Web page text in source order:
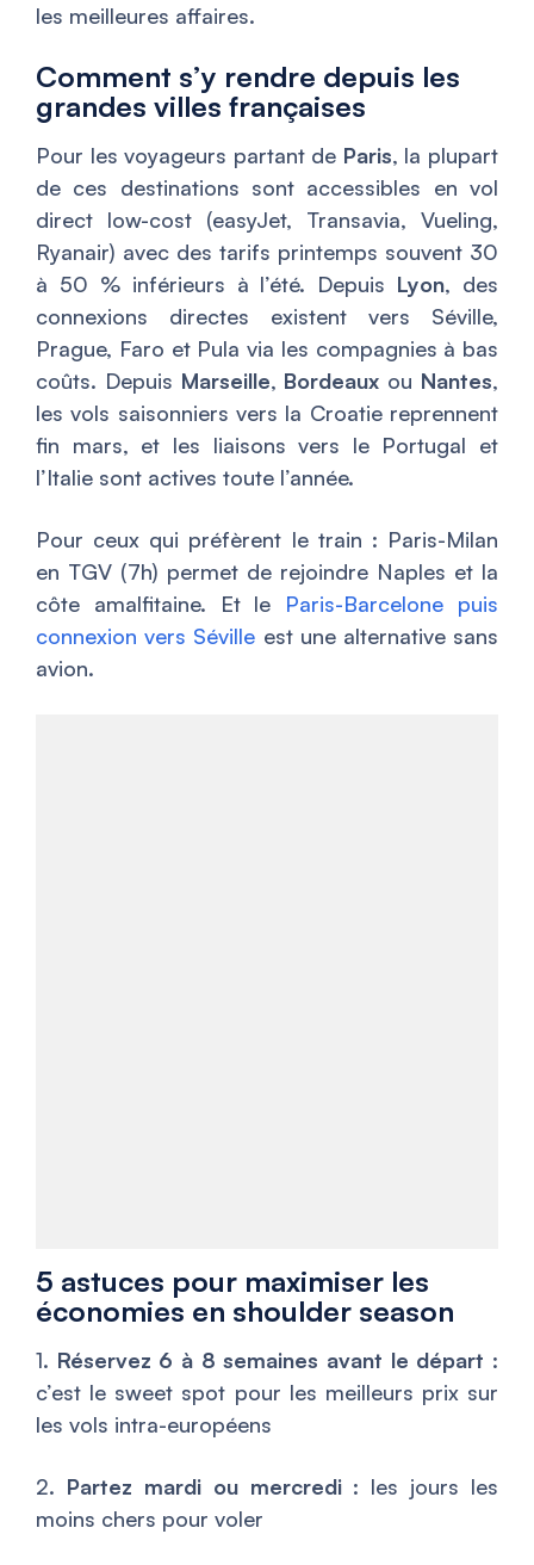
les meilleures affaires.
Comment s’y rendre depuis les
grandes villes françaises
Pour les voyageurs partant de Paris, la plupart
de ces destinations sont accessibles en vol
direct low-cost (easyJet, Transavia, Vueling,
Ryanair) avec des tarifs printemps souvent 30
à 50 % inférieurs à l’été. Depuis Lyon, des
connexions directes existent vers Séville,
Prague, Faro et Pula via les compagnies à bas
coûts. Depuis Marseille, Bordeaux ou Nantes,
les vols saisonniers vers la Croatie reprennent
fin mars, et les liaisons vers le Portugal et
l’Italie sont actives toute l’année.
Pour ceux qui préfèrent le train : Paris-Milan
en TGV (7h) permet de rejoindre Naples et la
côte amalfitaine. Et le Paris-Barcelone puis
connexion vers Séville est une alternative sans
avion.
5 astuces pour maximiser les
économies en shoulder season
1. Réservez 6 à 8 semaines avant le départ :
c’est le sweet spot pour les meilleurs prix sur
les vols intra-européens
2. Partez mardi ou mercredi: les jours les
moins chers pour voler